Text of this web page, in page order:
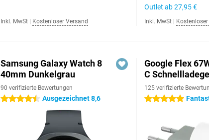
Inkl. MwSt Kostenloser Versand
Outlet ab27,95 €
Inkl. MwSt
Samsung Galaxy Watch 8
40mm Dunkelgrau
90 verifizierte Bewertungen
4.5 Sterne Ausgezeichnet 8,6
Google Flex
C
125 verifizierte
5 Sterne